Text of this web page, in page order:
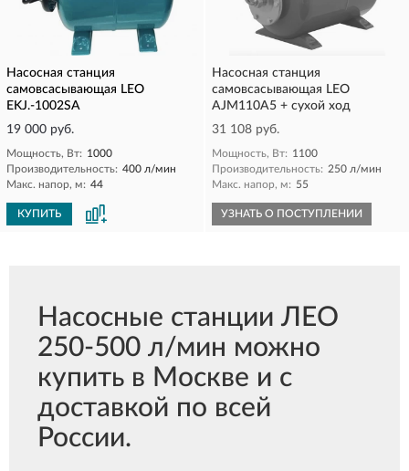
Насосная станция
самовсасывающая LEO
EKJ.-1002SA
19 000 руб.
Мощность, Вт: 1000
Производительность: 400 л/мин
Макс. напор, м: 44
КУПИТЬ
Насосная станция
самовсасывающая LEO
AJM110A5 + сухой ход
31 108 руб.
Мощность, Вт: 1100
Производительность: 250 л/мин
Макс. напор, м: 55
УЗНАТЬ О ПОСТУПЛЕНИИ
Насосные станции ЛЕО
250-500 л/мин можно
купить в Москве и с
доставкой по всей
России.